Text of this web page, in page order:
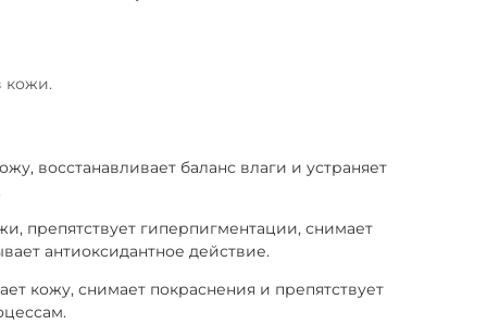
кожи.
восстанавливает баланс влаги и устраняет
препятствует гиперпигментации, снимает
антиоксидантное действие.
кожу, снимает покраснения и препятствует